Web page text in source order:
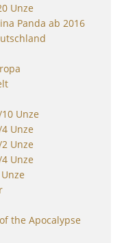
Unze
Panda ab 2016
Unze
Unze
Unze
Unze
the Apocalypse